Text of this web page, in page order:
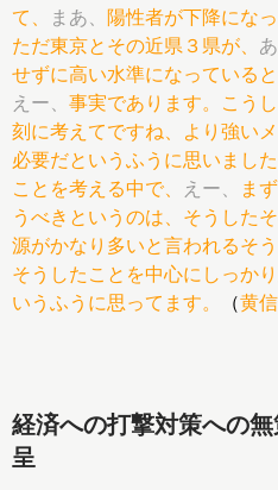
て、
まあ、
陽性者が下降にな
ただ東京とその近県３県が、
せずに高い水準になっている
えー、 事実であります。こう
刻に考えてですね、より強い
必要だというふうに思いました
ことを考える中で、
えー、
ま
うべきというのは、そうした
源がかなり多いと言われるそ
そうしたことを中心にしっか
いうふうに思ってます。
（黄
経済への打撃対策への
呈